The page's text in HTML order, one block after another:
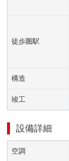
徒歩圏駅
構造
竣工
設備詳細
空調